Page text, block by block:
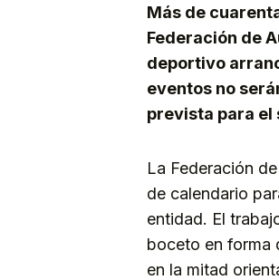
Más de
Federación de
deportivo
eventos no
prevista para el
La Federación
de calendario
entidad. El
boceto en forma
en la mitad